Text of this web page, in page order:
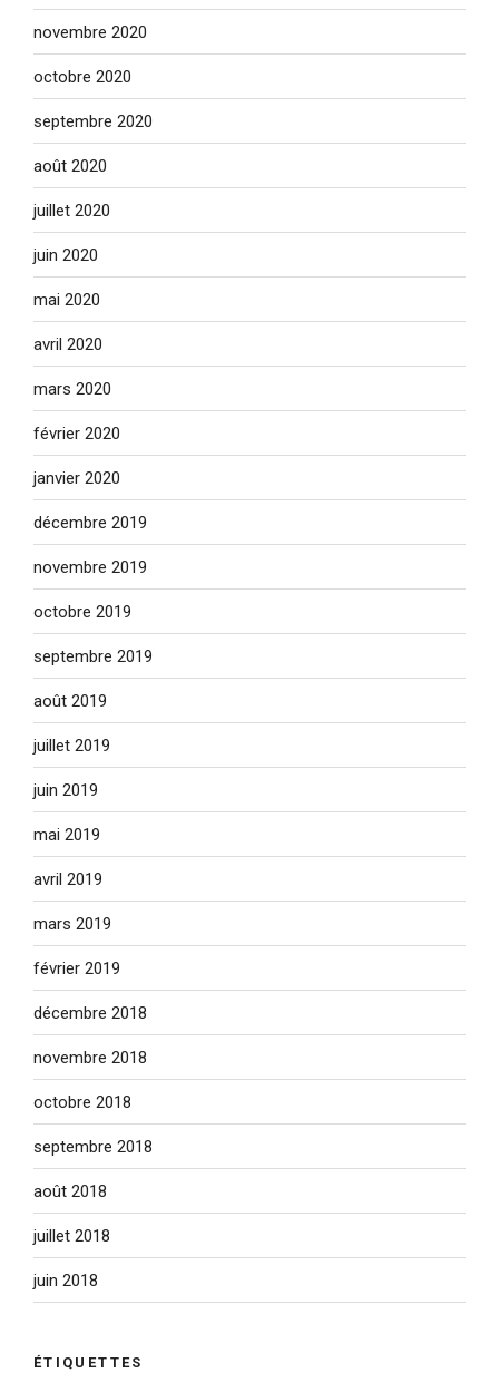
novembre 2020
octobre 2020
septembre 2020
août 2020
juillet 2020
juin 2020
mai 2020
avril 2020
mars 2020
février 2020
janvier 2020
décembre 2019
novembre 2019
octobre 2019
septembre 2019
août 2019
juillet 2019
juin 2019
mai 2019
avril 2019
mars 2019
février 2019
décembre 2018
novembre 2018
octobre 2018
septembre 2018
août 2018
juillet 2018
juin 2018
ÉTIQUETTES